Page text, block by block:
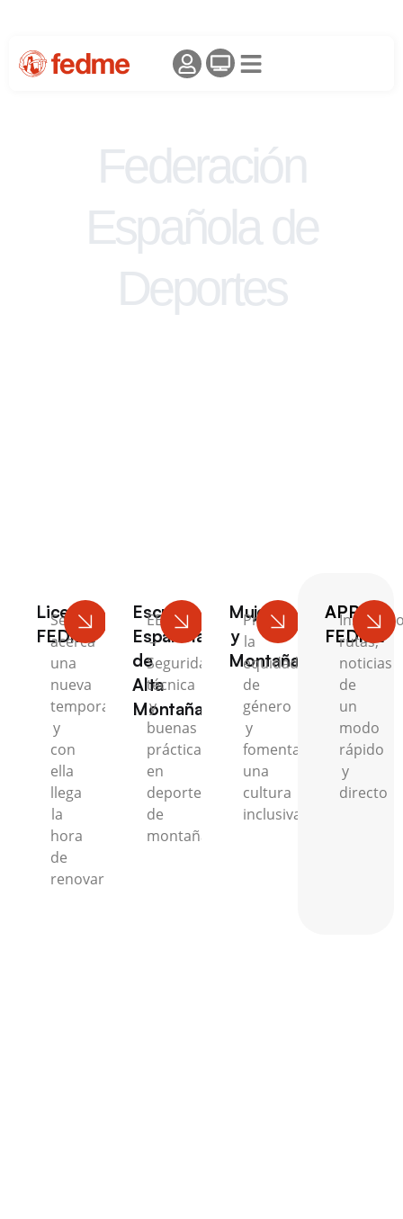
Federación
Española de
Deportes
Licencia
FEDME
Se
acerca
una
nueva
temporada
y
con
ella
llega
la
hora
de
renovar.
Escuela
Española
de
Alta
Montaña
EEAM
–
Seguridad,
técnica
y
buenas
prácticas
en
deportes
de
montaña.
Mujer
y
Montaña
Promovemos
la
equidad
de
género
y
fomentamos
una
cultura
inclusiva.
APP
FEDME
rutas,
noticias
de
un
modo
rápido
y
directo